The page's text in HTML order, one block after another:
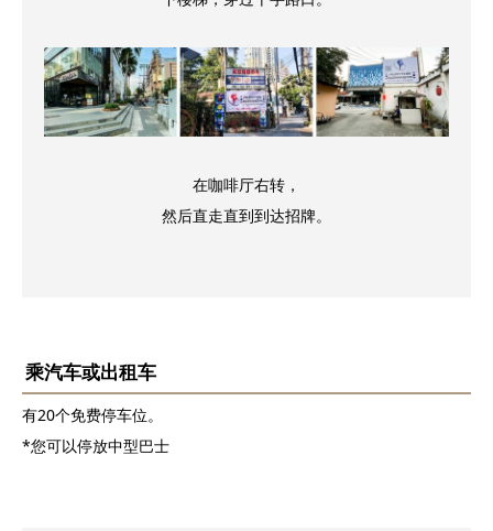
在咖啡厅右转，
然后直走直到到达招牌。
乘汽车或出租车
有20个免费停车位。
*您可以停放中型巴士